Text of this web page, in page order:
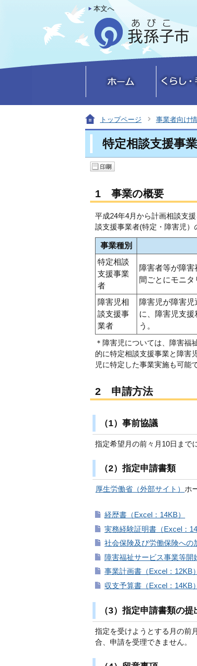
本文へ
トップページ 事業者向け
特定相談支援事
1 事業の概要
平成24年4月から計画相談支
談支援事業者(特定・障害児）
事業種別
特定相談
支援事業
者
障害者等が障
間ごとにモニタ
障害児相
談支援事
業者
障害児が障害
に、障害児支
う。
＊障害児については、障害福
的に特定相談支援事業と障害
児に特定した事業実施も可能
2 申請方法
（1）事前協議
指定希望月の前々月10日まで
（2）指定申請書類
厚生労働省（外部サイト） ホ
経歴書（Excel：14KB）
実務経験証明書（Excel：
社会保険及び労働保険への
障害福祉サービス事業等開
事業計画書（Excel：12KB）
収支予算書（Excel：14KB）
（3）指定申請書類の
指定を受けようとする月の前
合、申請を受理できません。